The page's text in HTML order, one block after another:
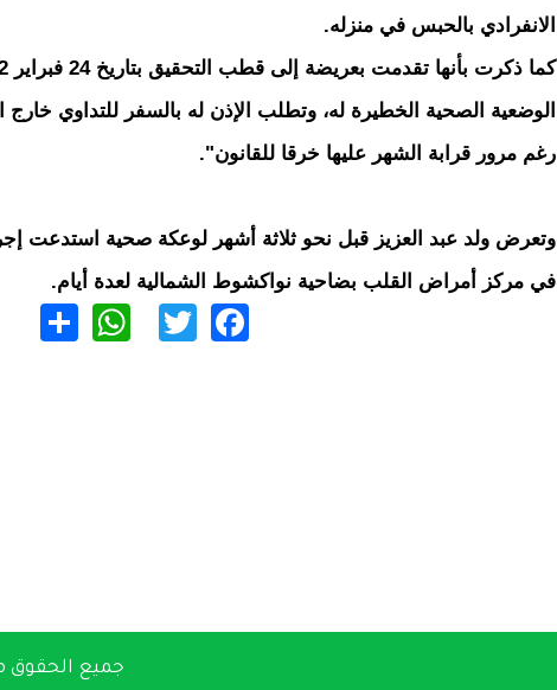
الانفرادي بالحبس في منزله.
الوضعية الصحية الخطيرة له، وتطلب الإذن له بالسفر للتداوي خارج
رغم مرور قرابة الشهر عليها خرقا للقانون".
وتعرض ولد عبد العزيز قبل نحو ثلاثة أشهر لوعكة صحية استدعت
في مركز أمراض القلب بضاحية نواكشوط الشمالية لعدة أيام.
Facebook
Twitter
جميع